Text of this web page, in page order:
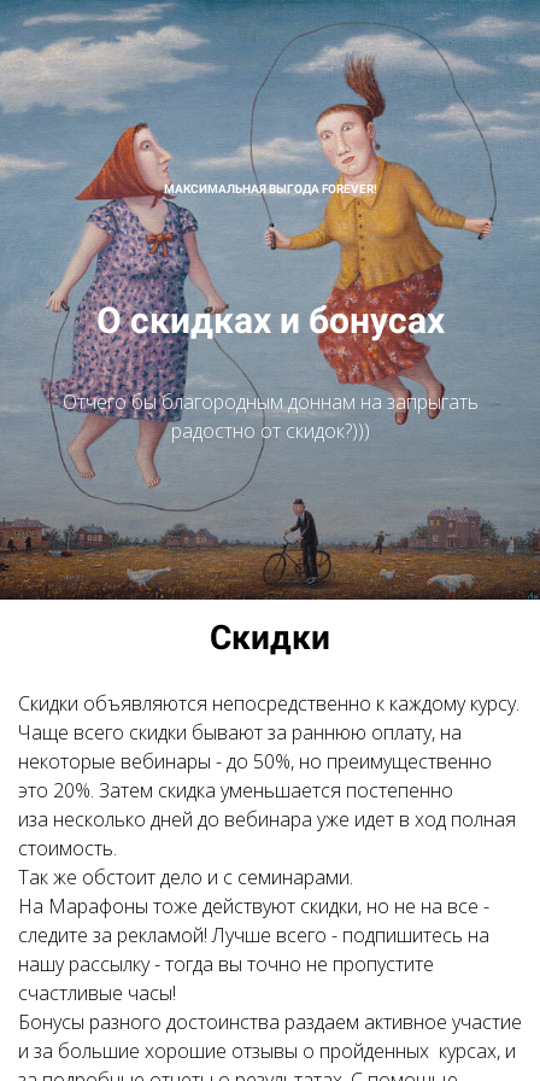
МАКСИМАЛЬНАЯ ВЫГОДА FOREVER!
О скидках и бонусах
Отчего бы благородным доннам на запрыгать
радостно от скидок?)))
Скидки
Скидки объявляются непосредственно к каждому курсу.
Чаще всего скидки бывают за раннюю оплату, на
некоторые вебинары - до 50%, но преимущественно
это 20%. Затем скидка уменьшается постепенно
иза несколько дней до вебинара уже идет в ход полная
стоимость.
Так же обстоит дело и с семинарами.
На Марафоны тоже действуют скидки, но не на все -
следите за рекламой! Лучше всего - подпишитесь на
нашу рассылку - тогда вы точно не пропустите
счастливые часы!
Бонусы разного достоинства раздаем активное участие
и за большие хорошие отзывы о пройденных курсах, и